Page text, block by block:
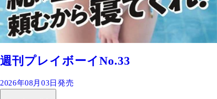
週刊プレイボーイNo.33
2026年08月03日発売